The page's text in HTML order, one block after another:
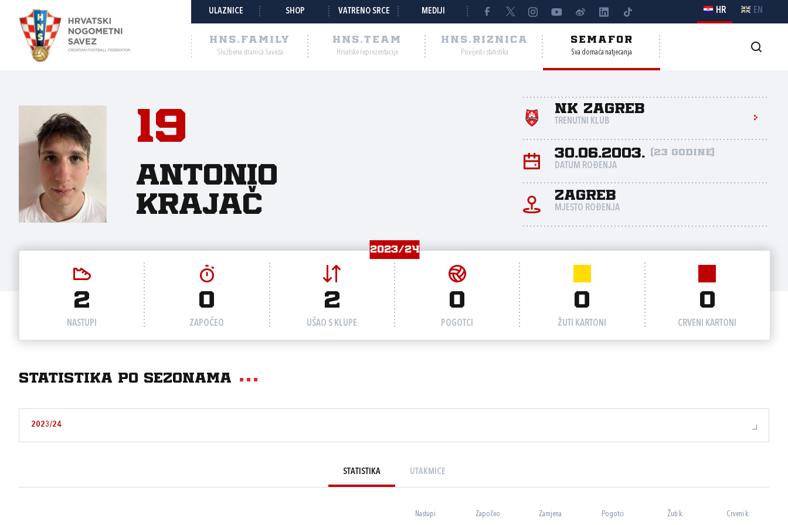
ULAZNICE SHOP VATRENO SRCE MEDIJI HR EN
HNS.FAMILY
Službena stranica Saveza
HNS.TEAM
Hrvatske reprezentacije
HNS.RIZNICA
Povijest i statistika
SEMAFOR
Sva domaća natjecanja
19
Antonio
Krajač
NK Zagreb
TRENUTNI KLUB
30.06.2003. (23 godine)
DATUM ROĐENJA
Zagreb
MJESTO ROĐENJA
2023/24
2
NASTUPI
0
ZAPOČEO
2
UŠAO S KLUPE
0
POGOTCI
0
ŽUTI KARTONI
0
CRVENI KARTONI
Statistika po sezonama
2023/24
STATISTIKA UTAKMICE
Nastupi Započeo Zamjena Pogotci Žuti k. Crveni k.